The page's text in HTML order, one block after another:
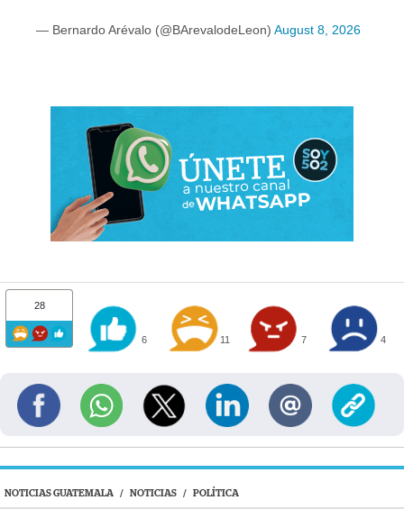
— Bernardo Arévalo (@BArevalodeLeon) August 8, 2026
28
6 11 7 4
NOTICIAS GUATEMALA / NOTICIAS / POLÍTICA